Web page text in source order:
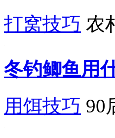
打窝技巧 农
冬钓鲫鱼用
用饵技巧 90